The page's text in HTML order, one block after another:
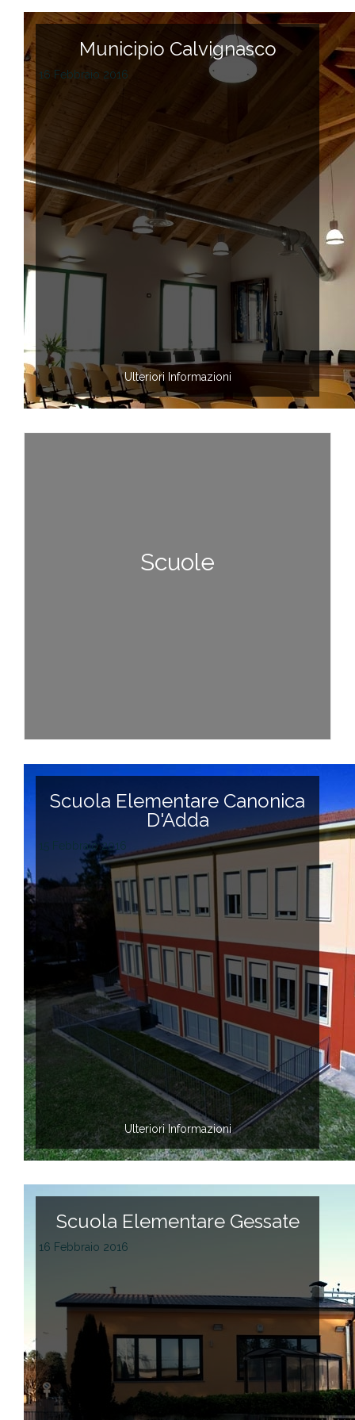
Municipio Calvignasco
16 Febbraio 2016
Ulteriori Informazioni
Scuole
Scuola Elementare Canonica
D'Adda
15 Febbraio 2016
Ulteriori Informazioni
Scuola Elementare Gessate
16 Febbraio 2016